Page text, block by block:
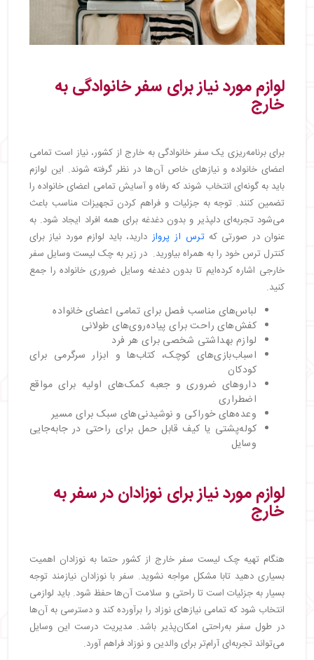
لوازم مورد نیاز برای سفر خانوادگی به
خارج
برای برنامه‌ریزی یک سفر خانوادگی به خارج از کشور، نیاز است تمامی
اعضای خانواده و نیازهای خاص آن‌ها در نظر گرفته شوند. این لوازم
باید به گونه‌ای انتخاب شوند که رفاه و آسایش تمامی اعضای خانواده را
تضمین کنند. توجه به جزئیات و فراهم کردن تجهیزات مناسب باعث
می‌شود تجربه‌ای دلپذیر و بدون دغدغه برای همه افراد ایجاد شود. به
عنوان در صورتی کهترس از پروازدارید، باید لوازم مورد نیاز برای
کنترل ترس خود را به همراه بیاورید. در زیر به چک لیست وسایل سفر
خارجی اشاره کرده‌ایم تا بدون دغدغه وسایل ضروری خانواده را جمع
کنید.
لباس‌های مناسب فصل برای تمامی اعضای خانواده
کفش‌های راحت برای پیاده‌روی‌های طولانی
لوازم بهداشتی شخصی برای هر فرد
اسباب‌بازی‌های کوچک، کتاب‌ها و ابزار سرگرمی برای
کودکان
داروهای ضروری و جعبه کمک‌های اولیه برای مواقع
اضطراری
وعده‌های خوراکی و نوشیدنی‌های سبک برای مسیر
کوله‌پشتی یا کیف قابل حمل برای راحتی در جابه‌جایی
وسایل
لوازم مورد نیاز برای نوزادان در سفر به
خارج
هنگام تهیه چک لیست سفر خارج از کشور حتما به نوزادان اهمیت
بسیاری دهید تابا مشکل مواجه نشوید. سفر با نوزادان نیازمند توجه
بسیار به جزئیات است تا راحتی و سلامت آن‌ها حفظ شود. باید لوازمی
انتخاب شود که تمامی نیازهای نوزاد را برآورده کند و دسترسی به آن‌ها
در طول سفر به‌راحتی امکان‌پذیر باشد. مدیریت درست این وسایل
می‌تواند تجربه‌ای آرام‌تر برای والدین و نوزاد فراهم آورد.